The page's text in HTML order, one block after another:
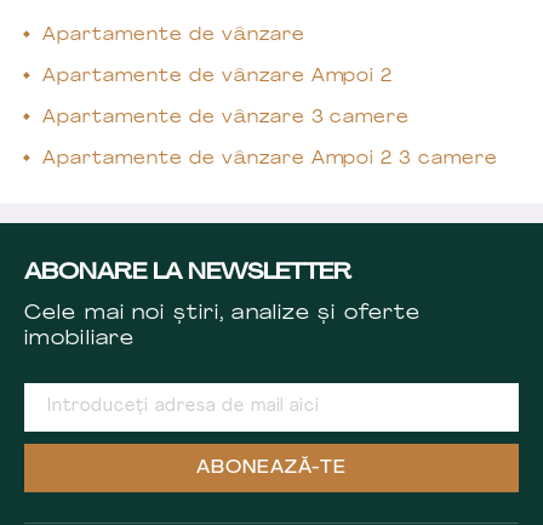
Apartamente de vânzare
Apartamente de vânzare Ampoi 2
Apartamente de vânzare 3 camere
Apartamente de vânzare Ampoi 2 3 camere
ABONARE LA NEWSLETTER
Cele mai noi știri, analize și oferte
imobiliare
ABONEAZĂ-TE